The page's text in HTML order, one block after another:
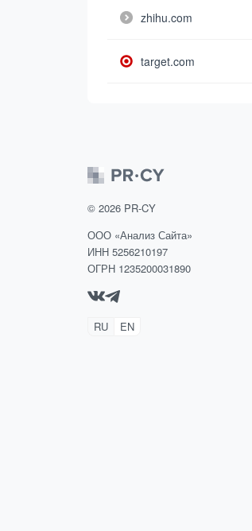
zhihu.com
target.com
© 2026 PR-CY
ООО «Анализ Сайта»
ИНН 5256210197
ОГРН 1235200031890
RU EN